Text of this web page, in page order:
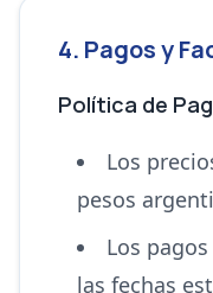
4. Pagos y
Política de
Los
pesos
Los
las fechas